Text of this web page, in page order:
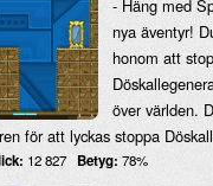
- Häng med
nya äventyr!
honom att
över världen.
för att lyckas stoppa
12 827 Betyg: 78%